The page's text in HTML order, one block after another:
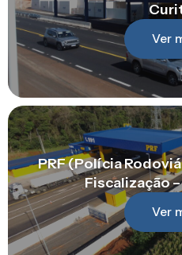
Ver
PRF (Polícia
Fiscalização
Ver